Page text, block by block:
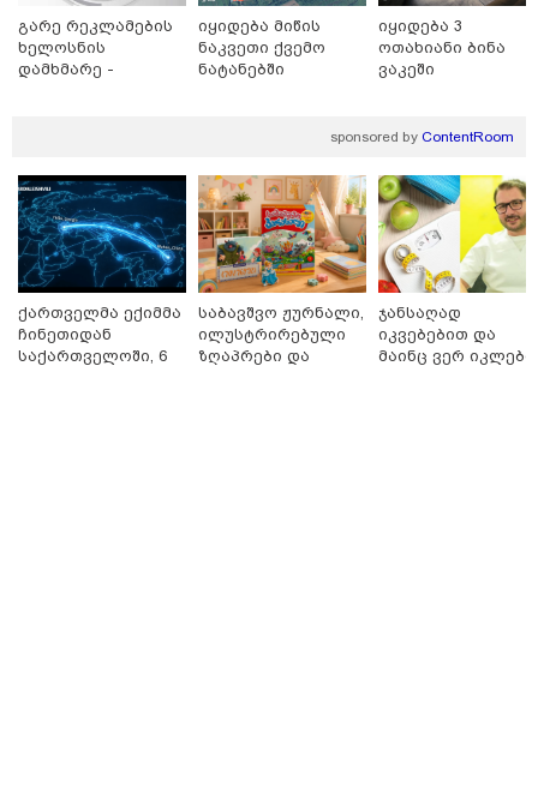
"15 წლის წინ ჩადენილი
დანაშაული, 5-ჯერ შეცვლილი
მოსამართლე, 4-ჯერ თავიდან
დაწყებული საქმე... მადლობა
კატეგორიის ყველა სიახლე
ყველაზე კარგი/ცუდი ქვეყნები
ემიგრანტებისთვის 2026 წელს
გარე რეკლამების
ხელოსნის
დამხმარე -
იყიდება მიწის
ნაკვეთი ქვემო
ნატანებში
იყიდება 3
ოთახიანი ბინა
ვაკეში
sponsored by ContentRoom
ქართველმა ექიმმა
ჩინეთიდან
საქართველოში, 6
საბავშვო ჟურნალი,
ილუსტრირებული
ზღაპრები და
ჯანსაღად
იკვებებით და
მაინც ვერ იკლებთ